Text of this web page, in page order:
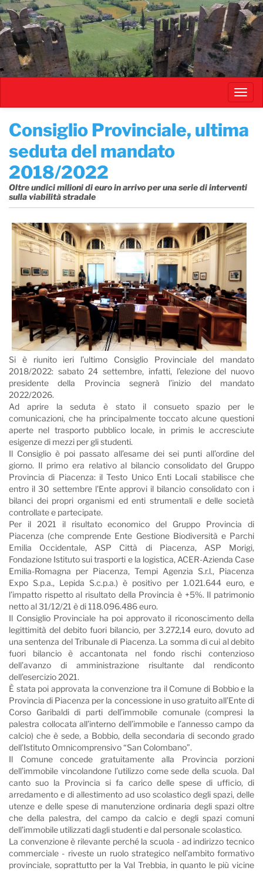
Salta
al
contenuto
principale
Consiglio Provinciale, ultima
seduta del mandato
2018/2022
Oltre undici milioni di euro in arrivo per una serie di interventi
sulla viabilità stradale
Si è riunito ieri l’ultimo Consiglio Provinciale del mandato
2018/2022: sabato 24 settembre, infatti, l’elezione del nuovo
presidente della Provincia segnerà l’inizio del mandato
2022/2026.
Ad aprire la seduta è stato il consueto spazio per le
comunicazioni, che ha principalmente toccato alcune questioni
aperte nel trasporto pubblico locale, in primis le accresciute
esigenze di mezzi per gli studenti.
Il Consiglio è poi passato all’esame dei sei punti all’ordine del
giorno. Il primo era relativo al bilancio consolidato del Gruppo
Provincia di Piacenza: il Testo Unico Enti Locali stabilisce che
entro il 30 settembre l'Ente approvi il bilancio consolidato con i
bilanci dei propri organismi ed enti strumentali e delle società
controllate e partecipate.
Per il 2021 il risultato economico del Gruppo Provincia di
Piacenza (che comprende Ente Gestione Biodiversità e Parchi
Emilia Occidentale, ASP Città di Piacenza, ASP Morigi,
Fondazione Istituto sui trasporti e la logistica, ACER-Azienda Case
Emilia-Romagna per Piacenza, Tempi Agenzia S.r.l., Piacenza
Expo S.p.a., Lepida S.c.p.a.) è positivo per 1.021.644 euro, e
l’impatto rispetto al risultato della Provincia è +5%. Il patrimonio
netto al 31/12/21 è di 118.096.486 euro.
Il Consiglio Provinciale ha poi approvato il riconoscimento della
legittimità del debito fuori bilancio, per 3.272,14 euro, dovuto ad
una sentenza del Tribunale di Piacenza. La somma di cui al debito
fuori bilancio è accantonata nel fondo rischi contenzioso
dell’avanzo di amministrazione risultante dal rendiconto
dell’esercizio 2021.
È stata poi approvata la convenzione tra il Comune di Bobbio e la
Provincia di Piacenza per la concessione in uso gratuito all’Ente di
Corso Garibaldi di parti dell’immobile comunale (compresi la
palestra collocata all’interno dell’immobile e l’annesso campo da
calcio) che è sede, a Bobbio, della secondaria di secondo grado
dell’Istituto Omnicomprensivo “San Colombano”.
Il Comune concede gratuitamente alla Provincia porzioni
dell’immobile vincolandone l’utilizzo come sede della scuola. Dal
canto suo la Provincia si fa carico delle spese di ufficio, di
arredamento e di allestimento ad uso scolastico degli spazi, delle
utenze e delle spese di manutenzione ordinaria degli spazi oltre
che della palestra, del campo da calcio e degli spazi comuni
dell’immobile utilizzati dagli studenti e dal personale scolastico.
La convenzione è rilevante perché la scuola - ad indirizzo tecnico
commerciale - riveste un ruolo strategico nell’ambito formativo
provinciale, soprattutto per la Val Trebbia, in quanto le più vicine